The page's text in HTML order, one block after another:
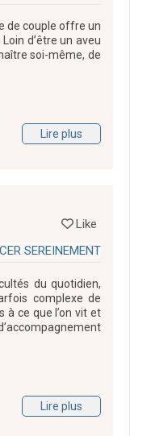
de couple offre un
d’être un aveu
soi-même, de
Lire plus
Like
SEREINEMENT
du quotidien,
complexe de
ce que l’on vit et
Lire plus